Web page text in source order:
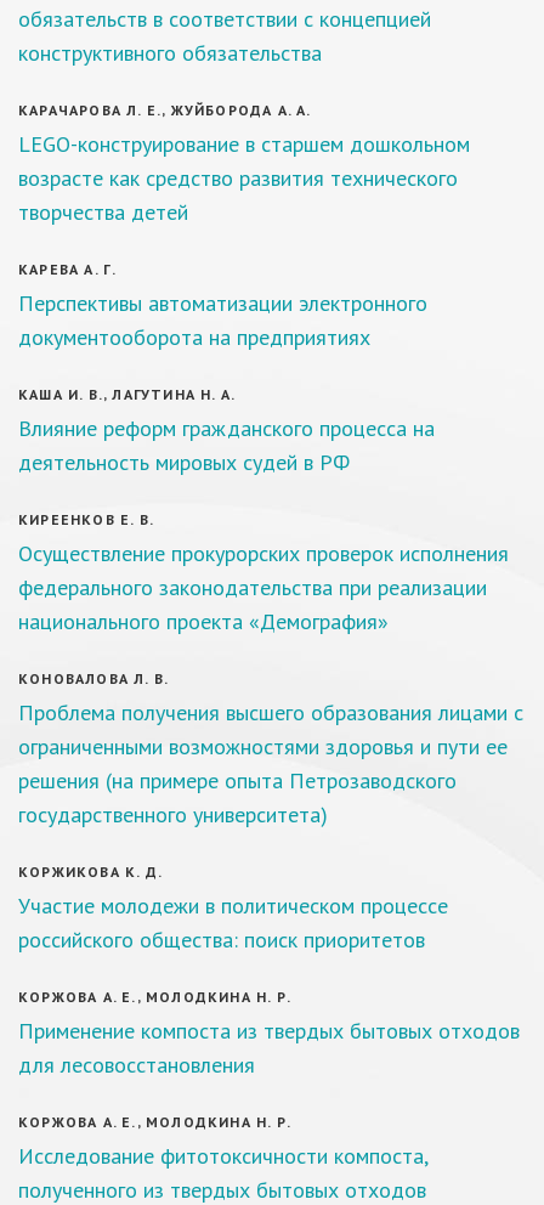
обязательств в соответствии с концепцией
конструктивного обязательства
КАРАЧАРОВА Л. Е., ЖУЙБОРОДА А. А.
LEGO-конструирование в старшем дошкольном
возрасте как средство развития технического
творчества детей
КАРЕВА А. Г.
Перспективы автоматизации электронного
документооборота на предприятиях
КАША И. В., ЛАГУТИНА Н. А.
Влияние реформ гражданского процесса на
деятельность мировых судей в РФ
КИРЕЕНКОВ Е. В.
Осуществление прокурорских проверок исполнения
федерального законодательства при реализации
национального проекта «Демография»
КОНОВАЛОВА Л. В.
Проблема получения высшего образования лицами с
ограниченными возможностями здоровья и пути ее
решения (на примере опыта Петрозаводского
государственного университета)
КОРЖИКОВА К. Д.
Участие молодежи в политическом процессе
российского общества: поиск приоритетов
КОРЖОВА А. Е., МОЛОДКИНА Н. Р.
Применение компоста из твердых бытовых отходов
для лесовосстановления
КОРЖОВА А. Е., МОЛОДКИНА Н. Р.
Исследование фитотоксичности компоста,
полученного из твердых бытовых отходов